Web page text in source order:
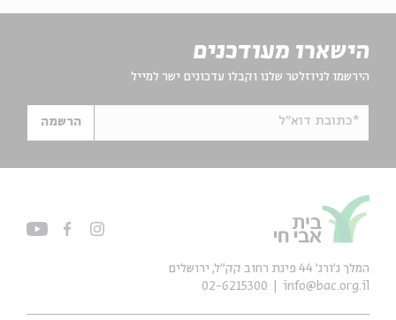
הישארו מעודכנים
הירשמו לניוזלטר שלנו וקבלו עדכונים ישר למייל
*כתובת דוא"ל הרשמה
המלך ג'ורג' 44 פינת רחוב קק״ל, ירושלים
info@bac.org.il
02-6215300